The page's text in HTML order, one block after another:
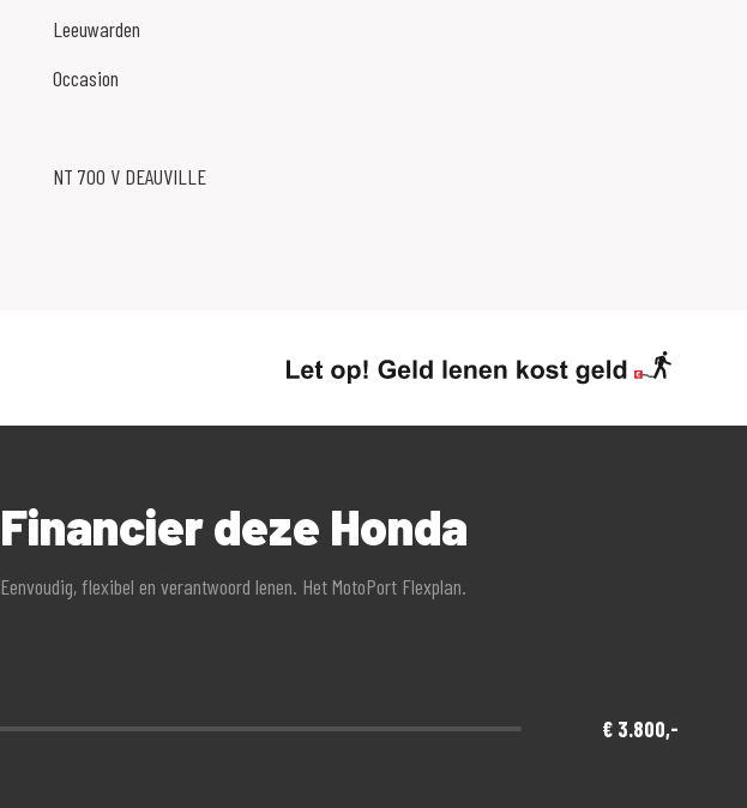
Leeuwarden
Occasion
NT 700 V DEAUVILLE
Financier deze Honda
Eenvoudig, flexibel en verantwoord lenen. Het MotoPort Flexplan.
€ 3.800,-